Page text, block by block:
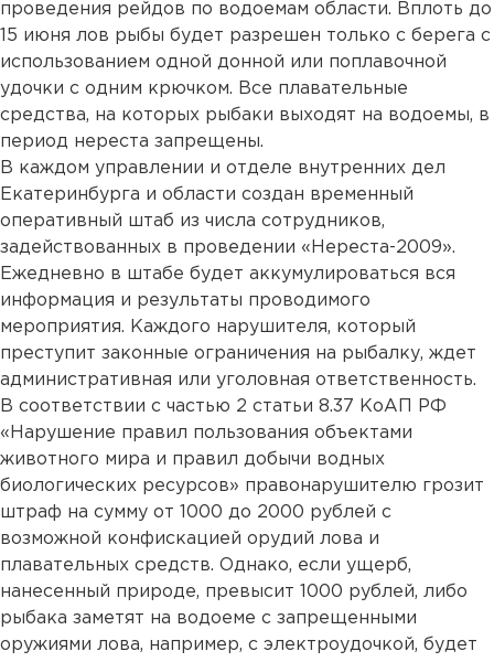
проведения рейдов по водоемам области. Вплоть до
15 июня лов рыбы будет разрешен только с берега с
использованием одной донной или поплавочной
удочки с одним крючком. Все плавательные
средства, на которых рыбаки выходят на водоемы, в
период нереста запрещены.
В каждом управлении и отделе внутренних дел
Екатеринбурга и области создан временный
оперативный штаб из числа сотрудников,
задействованных в проведении «Нереста-2009».
Ежедневно в штабе будет аккумулироваться вся
информация и результаты проводимого
мероприятия. Каждого нарушителя, который
преступит законные ограничения на рыбалку, ждет
административная или уголовная ответственность.
В соответствии с частью 2 статьи 8.37 КоАП РФ
«Нарушение правил пользования объектами
животного мира и правил добычи водных
биологических ресурсов» правонарушителю грозит
штраф на сумму от 1000 до 2000 рублей с
возможной конфискацией орудий лова и
плавательных средств. Однако, если ущерб,
нанесенный природе, превысит 1000 рублей, либо
рыбака заметят на водоеме с запрещенными
оружиями лова, например, с электроудочкой, будет